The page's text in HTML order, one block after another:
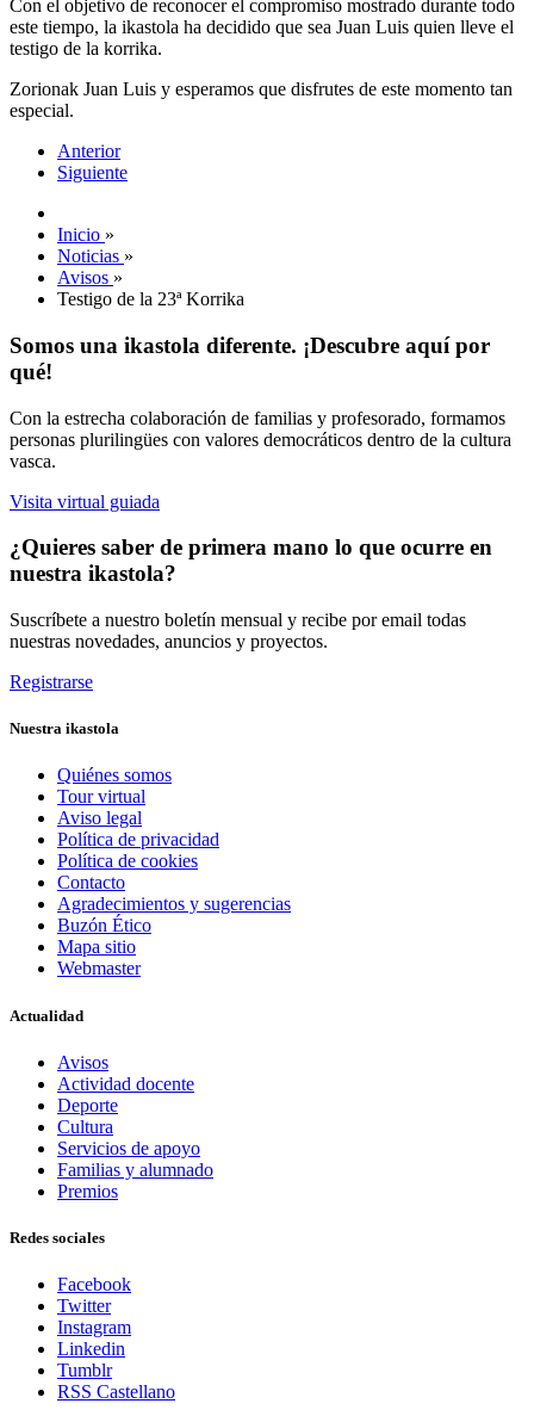
Con el objetivo de reconocer el compromiso mostrado durante todo
este tiempo, la ikastola ha decidido que sea Juan Luis quien lleve el
testigo de la korrika.
Zorionak Juan Luis y esperamos que disfrutes de este momento tan
especial.
Anterior
Siguiente
Inicio »
Noticias »
Avisos »
Testigo de la 23ª Korrika
Somos una ikastola diferente. ¡Descubre aquí por
qué!
Con la estrecha colaboración de familias y profesorado, formamos
personas plurilingües con valores democráticos dentro de la cultura
vasca.
Visita virtual guiada
¿Quieres saber de primera mano lo que ocurre en
nuestra ikastola?
Suscríbete a nuestro boletín mensual y recibe por email todas
nuestras novedades, anuncios y proyectos.
Registrarse
Nuestra ikastola
Quiénes somos
Tour virtual
Aviso legal
Política de privacidad
Política de cookies
Contacto
Agradecimientos y sugerencias
Buzón Ético
Mapa sitio
Webmaster
Actualidad
Avisos
Actividad docente
Deporte
Cultura
Servicios de apoyo
Familias y alumnado
Premios
Redes sociales
Facebook
Twitter
Instagram
Linkedin
Tumblr
RSS Castellano